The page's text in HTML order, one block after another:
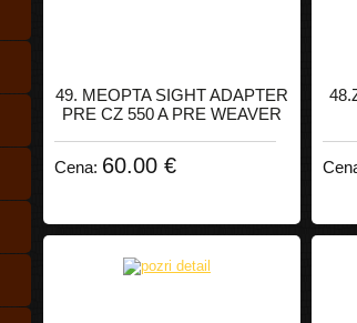
49. MEOPTA SIGHT ADAPTER
PRE CZ 550 A PRE WEAVER
Cena: 60.00 €